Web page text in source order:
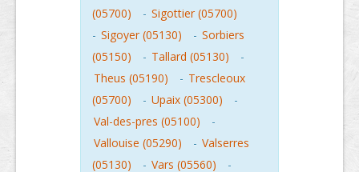
(05700)
- Sigottier (05700)
- Sigoyer (05130) - Sorbiers
(05150)
- Tallard (05130)
-
Theus (05190)
- Trescleoux
(05700)
- Upaix (05300)
-
Val-des-pres (05100)
-
Vallouise (05290)
- Valserres
(05130)
- Vars (05560)
-